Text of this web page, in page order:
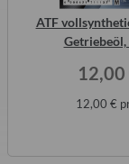
ATF
12,00
12,00 €